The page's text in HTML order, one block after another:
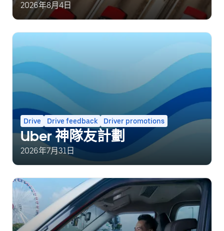
2026年8月4日
Drive Drive feedback Driver promotions
Uber 神隊友計劃
2026年7月31日